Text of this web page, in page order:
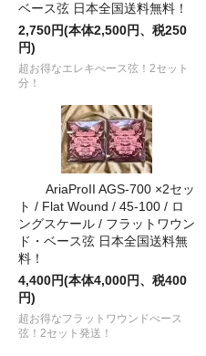
ベース弦 日本全国送料無料！
2,750円(本体2,500円、税250
円)
超お得なエレキべース弦！2セット
分！
AriaProII AGS-700 ×2セッ
ト / Flat Wound / 45-100 / ロ
ングスケール / フラットワウン
ド・ベース弦 日本全国送料無
料！
4,400円(本体4,000円、税400
円)
超お得なフラットワウンドべース
弦！2セット発送！